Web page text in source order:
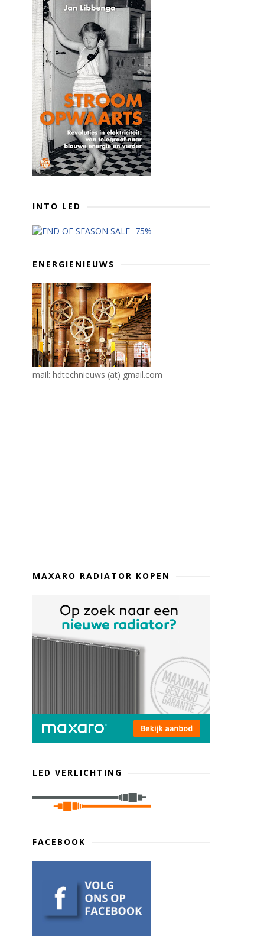
INTO LED
ENERGIENIEUWS
mail: hdtechnieuws (at) gmail.com
MAXARO RADIATOR KOPEN
LED VERLICHTING
FACEBOOK